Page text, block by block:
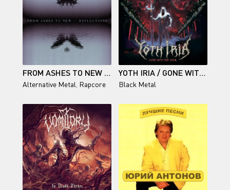
FROM ASHES TO NEW / REFLECTIONS
Alternative Metal Rapcore
YOTH IRIA / GONE WITH THE DEVIL
Black Metal